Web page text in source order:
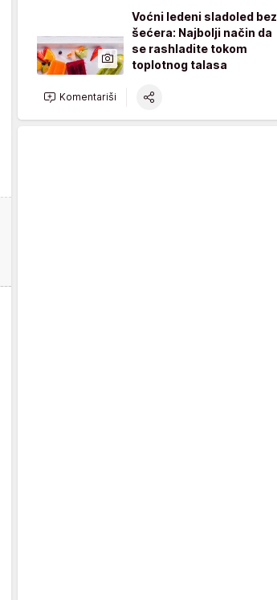
Voćni ledeni sladoled bez
šećera: Najbolji način da
se rashladite tokom
toplotnog talasa
Komentariši